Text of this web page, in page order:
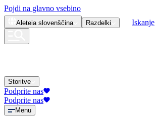
Pojdi na glavno vsebino
Aleteia slovenščina Razdelki Iskanje
Storitve
Podprite nas
Podprite nas
Menu